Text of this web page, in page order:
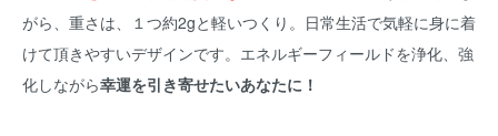
がら、重さは、１つ約2gと軽いつくり。日常生活で気軽に身に着
けて頂きやすいデザインです。エネルギーフィールドを浄化、強
化しながら幸運を引き寄せたいあなたに！